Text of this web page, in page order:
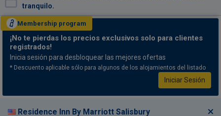
tranquilo.
Membership program
¡No te pierdas los precios exclusivos solo para clientes
registrados!
Inicia sesión para desbloquear las mejores ofertas
* Descuento aplicable sólo para algunos de los alojamientos del listado
Iniciar Sesión
Residence Inn By Marriott Salisbury